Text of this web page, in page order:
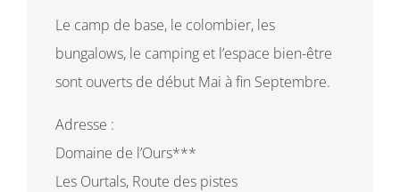
Le camp de base, le colombier, les
bungalows, le camping et l’espace bien-être
sont ouverts de début Mai à fin Septembre.
Adresse :
Domaine de l’Ours***
Les Ourtals, Route des pistes